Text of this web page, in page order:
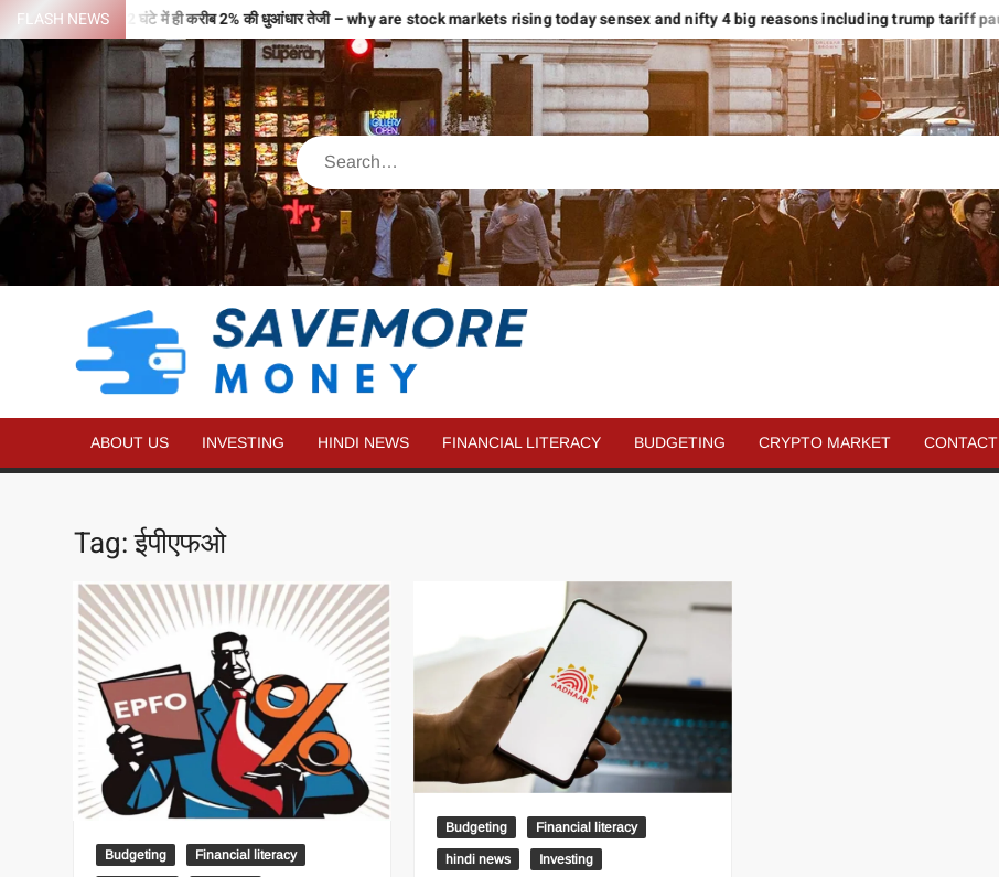
FLASH NEWS
से भरी उड़ान…2 घंटे में ही करीब 2% की धुआंधार तेजी – why are stock markets rising today sensex and nifty 4 big reasons including trump tariff pause
MORE
MONEY
MONEY
RELATED
NEWS
ABOUT US INVESTING HINDI NEWS FINANCIAL LITERACY BUDGETING CRYPTO MARKET CONTACT
Tag:ईपीएफओ
Budgeting Financial literacy
Budgeting Financial literacy
hindi news Investing